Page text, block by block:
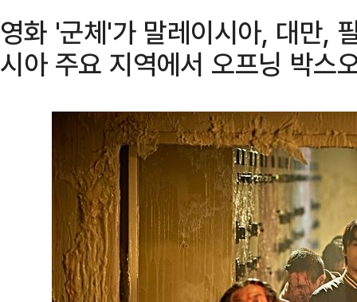
영화 '군체'가 말레이시아, 대만,
시아 주요 지역에서 오프닝 박스